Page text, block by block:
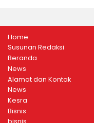
Home
Susunan Redaksi
Beranda
News
Alamat dan Kontak
News
Kesra
Bisnis